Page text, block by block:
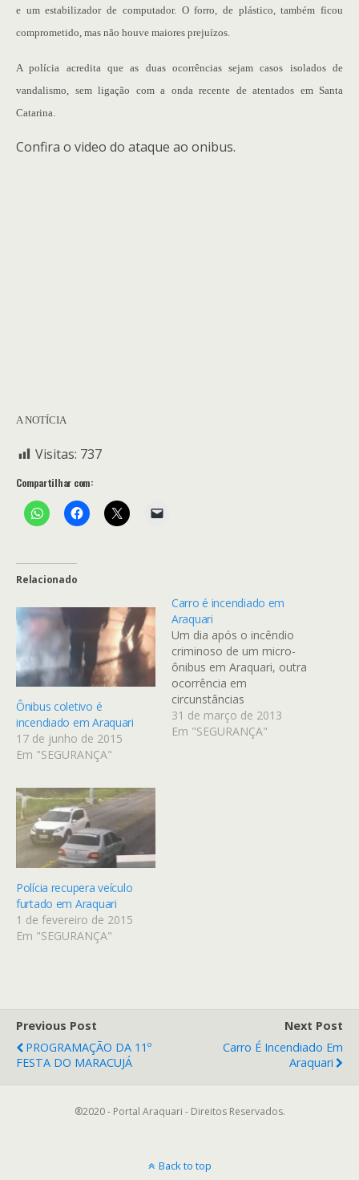
e um estabilizador de computador. O forro, de plástico, também ficou
comprometido, mas não houve maiores prejuízos.
A polícia acredita que as duas ocorrências sejam casos isolados de
vandalismo, sem ligação com a onda recente de atentados em Santa
Catarina.
Confira o video do ataque ao onibus.
A NOTÍCIA
Visitas: 737
Compartilhar com:
Relacionado
Ônibus coletivo é
incendiado em Araquari
17 de junho de 2015
Em "SEGURANÇA"
Carro é incendiado em
Araquari
Um dia após o incêndio
criminoso de um micro-
ônibus em Araquari, outra
ocorrência em
circunstâncias
semelhantes, e na mesma
região, desta vez teve
31 de março de 2013
Em "SEGURANÇA"
Polícia recupera veículo
furtado em Araquari
1 de fevereiro de 2015
Em "SEGURANÇA"
Previous Post
PROGRAMAÇÃO DA 11º
FESTA DO MARACUJÁ
Next Post
Carro É Incendiado Em
Araquari
®2020 - Portal Araquari - Direitos Reservados.
Back to top